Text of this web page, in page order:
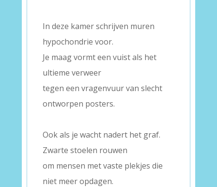
In deze kamer schrijven muren
hypochondrie voor.
Je maag vormt een vuist als het
ultieme verweer
tegen een vragenvuur van slecht
ontworpen posters.
Ook als je wacht nadert het graf.
Zwarte stoelen rouwen
om mensen met vaste plekjes die
niet meer opdagen.